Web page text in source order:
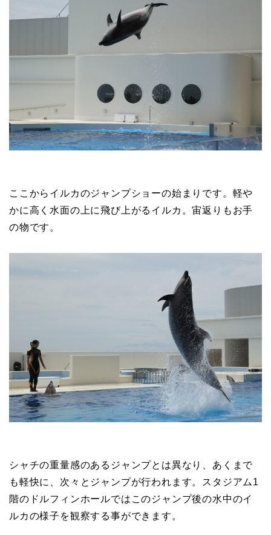
ここからイルカのジャンプショーの始まりです。軽や
かに高く水面の上に飛び上がるイルカ。宙返りもお手
の物です。
シャチの重量感のあるジャンプとは異なり、あくまで
も軽快に、次々とジャンプが行われます。スタジアム1
階のドルフィンホールではこのジャンプ後の水中のイ
ルカの様子を観察する事ができます。